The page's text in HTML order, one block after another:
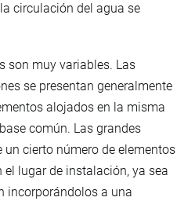
circulación del agua se
son muy variables. Las
se presentan generalmente
alojados en la misma
común. Las grandes
un cierto número de elementos
lugar de instalación, ya sea
incorporándolos a una